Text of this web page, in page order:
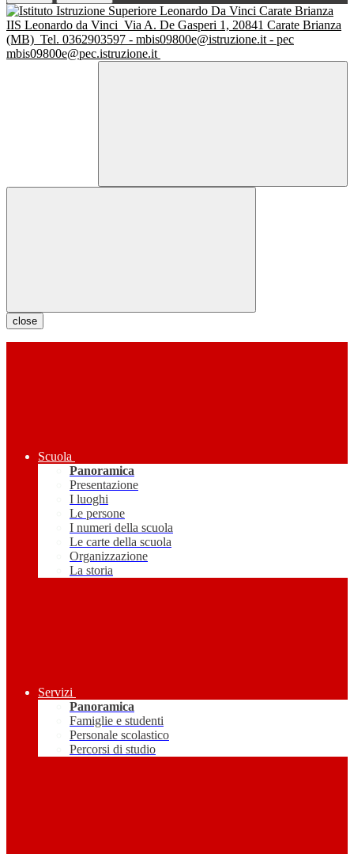
IIS Leonardo da Vinci Via A. De Gasperi 1, 20841 Carate Brianza
(MB) Tel. 0362903597 - mbis09800e@istruzione.it - pec
mbis09800e@pec.istruzione.it
close
Scuola
Panoramica
Presentazione
I luoghi
Le persone
I numeri della scuola
Le carte della scuola
Organizzazione
La storia
Servizi
Panoramica
Famiglie e studenti
Personale scolastico
Percorsi di studio